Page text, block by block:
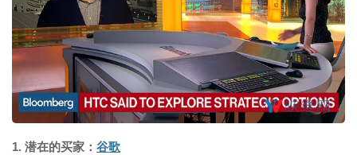
1. 潜在的买家： 谷歌